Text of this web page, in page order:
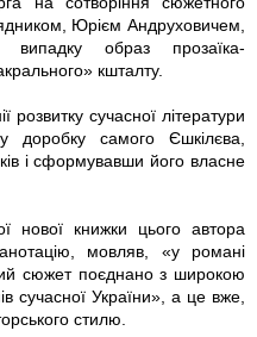
Юрієм Андруховичем,
образ прозаїка-
кшталту.
розвитку сучасної літератури
самого Єшкілєва,
і сформувавши його власне
нової книжки цього автора
мовляв, «у романі
сюжет поєднано з широкою
сучасної України», а це вже,
стилю.